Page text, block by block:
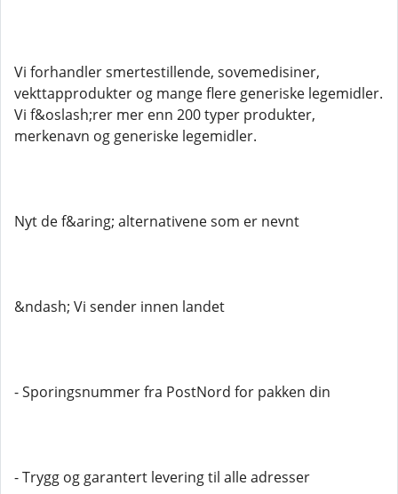
Vi forhandler smertestillende, sovemedisiner,
vekttapprodukter og mange flere generiske legemidler.
Vi f&oslash;rer mer enn 200 typer produkter,
merkenavn og generiske legemidler.
Nyt de f&aring; alternativene som er nevnt
&ndash; Vi sender innen landet
- Sporingsnummer fra PostNord for pakken din
- Trygg og garantert levering til alle adresser